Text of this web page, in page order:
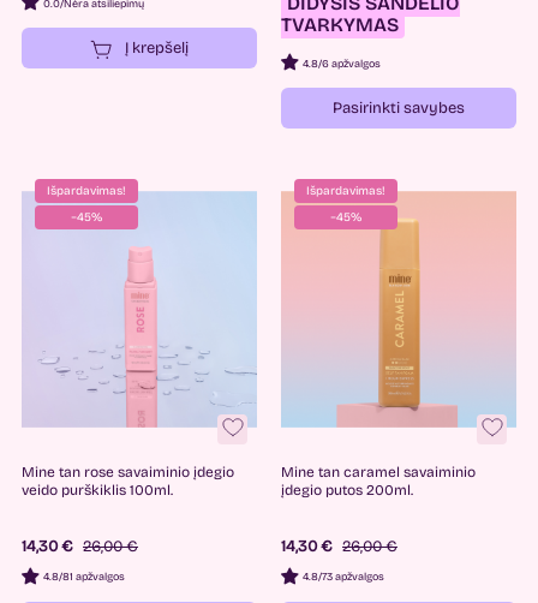
0.0/Nėra atsiliepimų
Į krepšelį
TVARKYMAS
4.8/6 apžvalgos
Pasirinkti savybes
Išpardavimas!
−45%
Mine tan rose savaiminio įdegio
veido purškiklis 100ml.
14,30 € 26,00 €
4.8/81 apžvalgos
Išpardavimas!
−45%
Mine tan caramel savaiminio
įdegio putos 200ml.
14,30 € 26,00 €
4.8/73 apžvalgos